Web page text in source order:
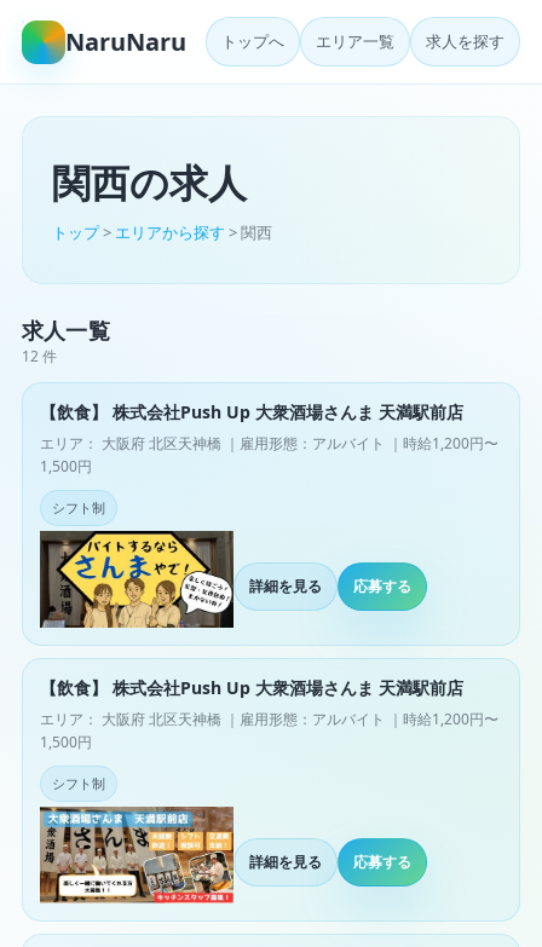
NaruNaru トップへ エリア一覧 求人を探す
関西の求人
トップ> エリアから探す > 関西
求人一覧
12 件
【飲食】 株式会社Push Up 大衆酒場さんま 天満駅前店
エリア： 大阪府 北区天神橋 ｜雇用形態：アルバイト ｜時給1,200円〜
1,500円
シフト制
詳細を見る 応募する
【飲食】 株式会社Push Up 大衆酒場さんま 天満駅前店
エリア： 大阪府 北区天神橋 ｜雇用形態：アルバイト ｜時給1,200円〜
1,500円
シフト制
詳細を見る 応募する